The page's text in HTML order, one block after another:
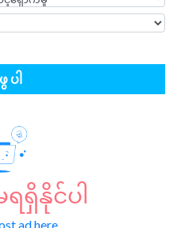
ပါ
ရရှိနိုင်ပါ
ad here...